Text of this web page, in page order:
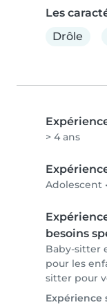
Les
Drôle
> 4 ans
Adolescent •
besoins
Baby-sitter
pour les
sitter pour
Expérience